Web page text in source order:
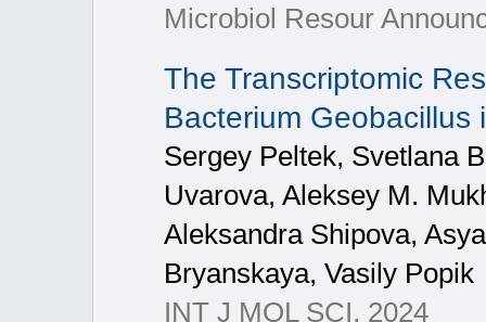
Microbiol Resour
The Transcriptomic
Bacterium Geobacillus
Sergey Peltek, Svetlana
Uvarova, Aleksey M.
Aleksandra Shipova,
Bryanskaya, Vasily Popik
INT J MOL SCI, 2024